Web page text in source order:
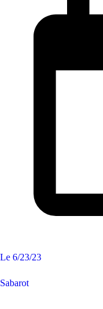
Le 6/23/23
Sabarot